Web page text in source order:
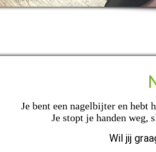
een nagelbijter en hebt
Je stopt je handen weg,
Wil jij